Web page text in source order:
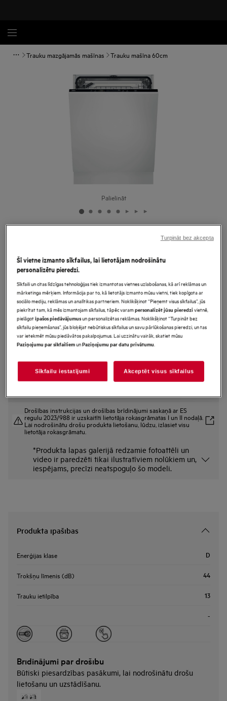
Trauku mazgājamās mašīnas Trauku mašīna 60cm
Palielināt
mazgājamā mašīna pilnizmēra
(60cm)
Ražojuma informācijas lapa
Priekšrocības
SatelliteClean® nokļūst katrā stūrī, pateicoties trīs reizes labākam ūdens
izsmidzināšanas pārklājumam.
SatelliteClean® nodrošina līdz trīs reizēm labāku izsmidzinātā ūdens
”QuickSelect” palīdz taupīt ūdeni un enerģiju.
Drošības instrukcijas un drošības brīdinājumi saskaņā ar ES
regulu 2023/988 ir uzskaitīti lietotāja rokasgrāmatas I un II nodaļā.
Lai nodrošinātu drošu produkta lietošanu, lūdzu, izlasiet visu
lietotāja rokasgrāmatu.
*Produkta lapas galerijā redzamie fotoattēli un
video ir paredzēti tikai ilustratīviem nolūkiem un,
iespējams, precīzi neatspoguļo šo modeli.
Produkta īpašības
Enerģijas klase D
Trokšņu līmenis (dB) 44
Trauku ietilpība 13
-
Brīdinājumi par drošību
Būtiski piesardzības pasākumi, lai nodrošinātu drošu
lietošanu un uzstādīšanu.
Šī vietne izmanto sīkfailus, lai lietotājam nodrošinātu
personalizētu pieredzi.
Sīkfaili un citas līdzīgas tehnoloģijas tiek izmantotas vietnes uzlabošanas, kā arī reklāmas un
mārketinga mērķiem. Informācija par to, kā lietotājs izmanto mūsu vietni, tiek kopīgota ar
sociālo mediju, reklāmas un analītikas partneriem. Noklikšķinot “Pieņemt visus sīkfailus”, jūs
piekrītat tam, kā mēs izmantojam sīkfailus, tāpēc varampersonalizēt jūsu pieredzivietnē,
pielāgotīpašos piedāvājumusun personalizētas reklāmas. Noklikšķinot “Turpināt bez
sīkfailu pieņemšanas”, jūs bloķējat nebūtiskus sīkfailus un savu pārlūkošanas pieredzi, un tas
var ietekmēt mūsu piedāvātos pakalpojumus. Lai uzzinātu vairāk, skatiet mūsu
Paziņojumu par sīkfailiemunPaziņojumu par datu privātumu.
Sīkfailu iestatījumi Akceptēt visus sīkfailus
Turpināt bez akcepta